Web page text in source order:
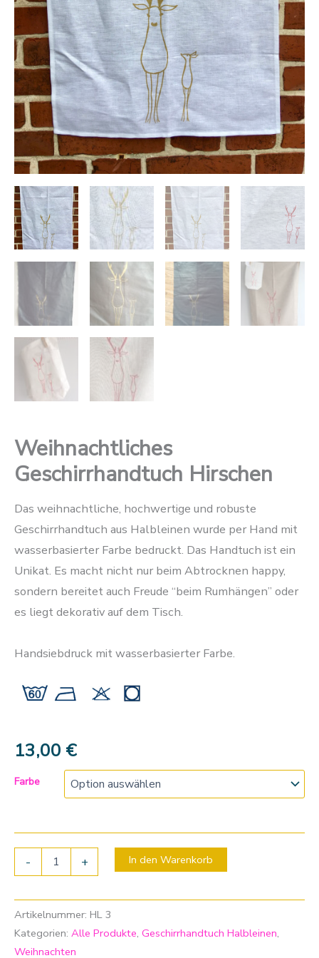
Weihnachtliches
Geschirrhandtuch Hirschen
Das weihnachtliche, hochwertige und robuste
Geschirrhandtuch aus Halbleinen wurde per Hand mit
wasserbasierter Farbe bedruckt. Das Handtuch ist ein
Unikat. Es macht nicht nur beim Abtrocknen happy,
sondern bereitet auch Freude “beim Rumhängen” oder
es liegt dekorativ auf dem Tisch.
Handsiebdruck mit wasserbasierter Farbe.
13,00 €
Farbe
- + In den Warenkorb
Artikelnummer: HL 3
Kategorien: Alle Produkte, Geschirrhandtuch Halbleinen,
Weihnachten